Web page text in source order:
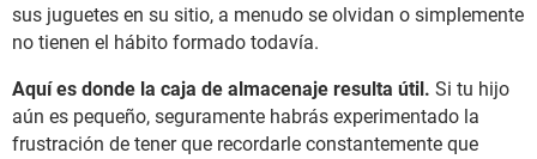
sus juguetes en su sitio, a menudo se olvidan o simplemente
no tienen el hábito formado todavía.
Aquí es donde la caja de almacenaje resulta útil. Si tu hijo
aún es pequeño, seguramente habrás experimentado la
frustración de tener que recordarle constantemente que